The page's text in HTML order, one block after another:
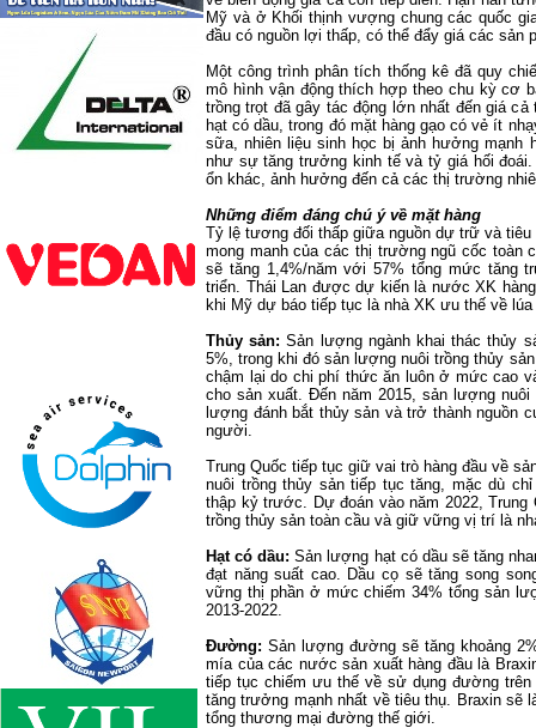
Mỹ và ở Khối thịnh vượng chung các quốc
đầu có nguồn lợi thấp, có thể đẩy giá các sản
Một công trình phân tích thống kê đã quy
mô hình vận động thích hợp theo chu kỳ cơ
trồng trọt đã gây tác động lớn nhất đến giá
hạt có dầu, trong đó mặt hàng gạo có vẻ ít
sữa, nhiên liệu sinh học bị ảnh hưởng
như sự tăng trưởng kinh tế và tỷ giá hối
ổn khác, ảnh hưởng đến cả các thị trường
Những điểm đáng chú ý về mặt hàng
Tỷ lệ tương đối thấp giữa nguồn dự trữ và
mong manh của các thị trường ngũ cốc toàn
sẽ tăng 1,4%/năm với 57% tổng mức tăng
triển. Thái Lan được dự kiến là nước XK
khi Mỹ dự báo tiếp tục là nhà XK ưu thế về
Thủy sản:Sản lượng ngành khai thác thủy
5%, trong khi đó sản lượng nuôi trồng thủy
chậm lại do chi phí thức ăn luôn ở mức cao
cho sản xuất. Đến năm 2015, sản lượng
lượng đánh bắt thủy sản và trở thành nguồn
người.
Trung Quốc tiếp tục giữ vai trò hàng đầu về
nuôi trồng thủy sản tiếp tục tăng, mặc dù
thập kỷ trước. Dự đoán vào năm 2022,
trồng thủy sản toàn cầu và giữ vững vị trí là
Hạt có dầu: Sản lượng hạt có dầu sẽ tăng
đạt năng suất cao. Dầu cọ sẽ tăng song
vững thị phần ở mức chiếm 34% tổng sản
2013-2022.
Đường: Sản lượng đường sẽ tăng khoảng
mía của các nước sản xuất hàng đầu là
tiếp tục chiếm ưu thế về sử dụng đường
tăng trưởng mạnh nhất về tiêu thụ. Braxin sẽ
tổng thương mại đường thế giới.